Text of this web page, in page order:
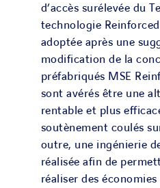
d’accès surélevée du
technologie
adoptée après une
modification de la
préfabriqués MSE
sont avérés être une
rentable et plus
soutènement coulés
outre, une ingénierie
réalisée afin de
réaliser des